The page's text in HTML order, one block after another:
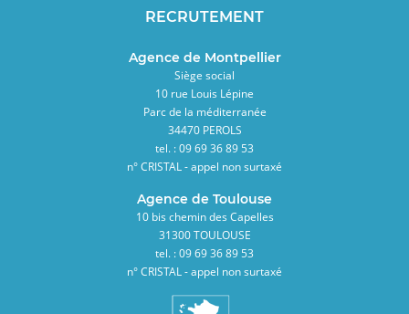
RECRUTEMENT
Agence de Montpellier
Siège social
10 rue Louis Lépine
Parc de la méditerranée
34470 PEROLS
tel. : 09 69 36 89 53
n° CRISTAL - appel non surtaxé
Agence de Toulouse
10 bis chemin des Capelles
31300 TOULOUSE
tel. : 09 69 36 89 53
n° CRISTAL - appel non surtaxé